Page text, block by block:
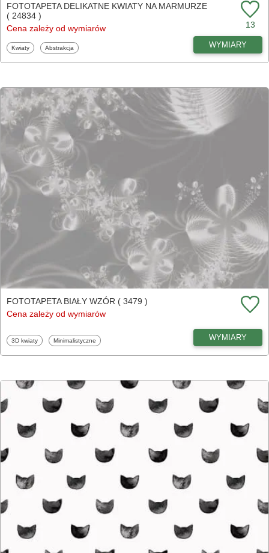
FOTOTAPETA DELIKATNE KWIATY NA MARMURZE
( 24834 )
Cena zależy od wymiarów
13
Fototapety
Kwiaty Fototapety
Abstrakcja WYMIARY
FOTOTAPETA BIAŁY WZÓR ( 3479 )
Cena zależy od wymiarów
Fototapety
3D kwiaty Fototapety
Minimalistyczne WYMIARY